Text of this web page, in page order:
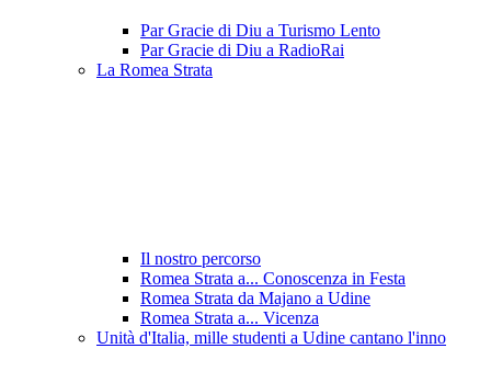
Par Gracie di Diu a Turismo Lento
Par Gracie di Diu a RadioRai
La Romea Strata
Il nostro percorso
Romea Strata a... Conoscenza in Festa
Romea Strata da Majano a Udine
Romea Strata a... Vicenza
Unità d'Italia, mille studenti a Udine cantano l'inno